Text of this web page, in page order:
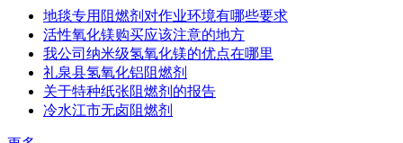
地毯专用阻燃剂对作业环境有哪些要求
活性氧化镁购买应该注意的地方
我公司纳米级氢氧化镁的优点在哪里
礼泉县氢氧化铝阻燃剂
关于特种纸张阻燃剂的报告
冷水江市无卤阻燃剂